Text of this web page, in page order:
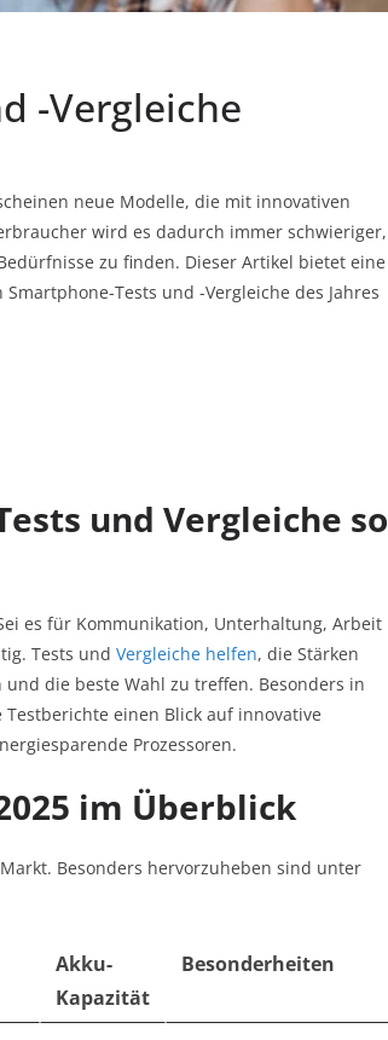
-Vergleiche
neue Modelle, die mit innovativen
wird es dadurch immer schwieriger,
zu finden. Dieser Artikel bietet eine
Tests und -Vergleiche des Jahres
und Vergleiche so
es für Kommunikation, Unterhaltung, Arbeit
Tests und Vergleiche helfen, die Stärken
die beste Wahl zu treffen. Besonders in
einen Blick auf innovative
Prozessoren.
im Überblick
Besonders hervorzuheben sind unter
Akku-
Kapazität
Besonderheiten